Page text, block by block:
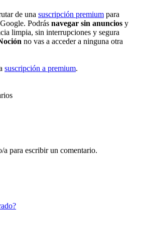
de una suscripción premium para
Podrás navegar sin anuncios y
limpia, sin interrupciones y segura
no vas a acceder a ninguna otra
suscripción a premium.
a para escribir un comentario.